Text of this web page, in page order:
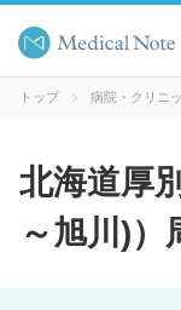
トップ 病院・クリニ
北海道厚
～旭川)）